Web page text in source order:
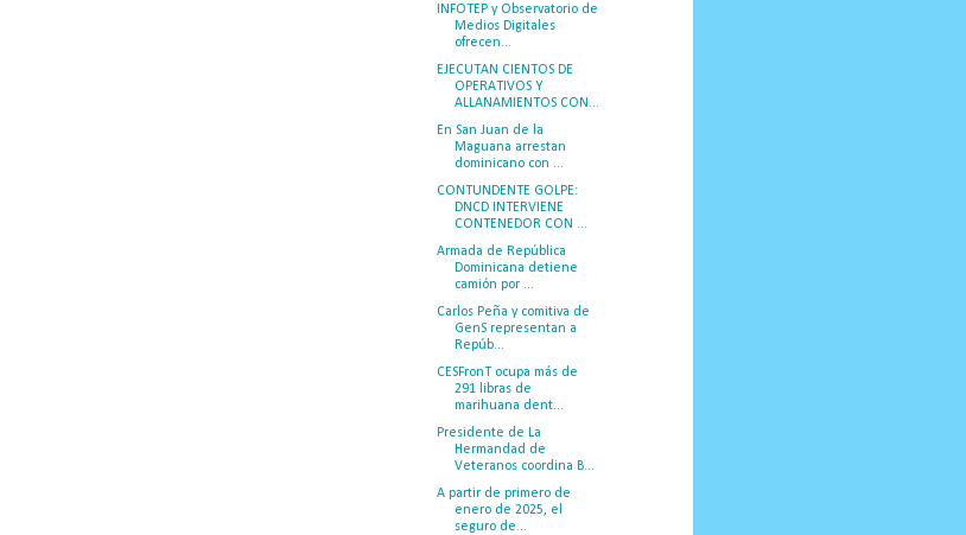
INFOTEP y Observatorio de
Medios Digitales
ofrecen...
EJECUTAN CIENTOS DE
OPERATIVOS Y
ALLANAMIENTOS CON...
En San Juan de la
Maguana arrestan
dominicano con ...
CONTUNDENTE GOLPE:
DNCD INTERVIENE
CONTENEDOR CON ...
Armada de República
Dominicana detiene
camión por ...
Carlos Peña y comitiva de
GenS representan a
Repúb...
CESFronT ocupa más de
291 libras de
marihuana dent...
Presidente de La
Hermandad de
Veteranos coordina B...
A partir de primero de
enero de 2025, el
seguro de...